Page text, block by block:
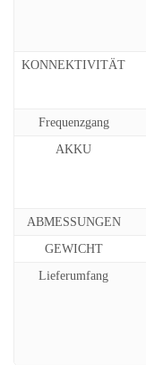
KONNEKTIVITÄT
Frequenzgang
AKKU
ABMESSUNGEN
GEWICHT
Lieferumfang